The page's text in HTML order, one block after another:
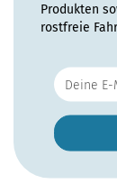
Produkten
rostfreie